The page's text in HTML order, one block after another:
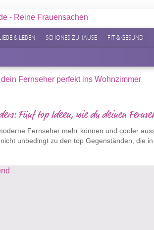
& LEBEN SCHÖNES ZUHAUSE FIT & GESUND
Fünf top Ideen, wie du deinen
Fernseher mehr können und cooler
unbedingt zu den top Gegenständen, die